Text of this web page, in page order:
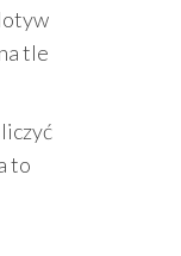
tle
to